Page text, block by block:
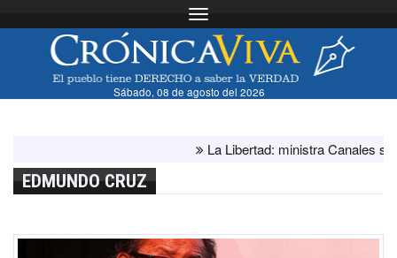
Toggle navigation
Sábado, 08 de agosto del 2026
La Libertad: ministra Canales
EDMUNDO CRUZ